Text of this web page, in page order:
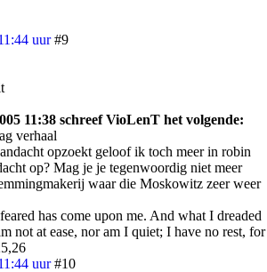
uur #9
11:38 schreef VioLenT het volgende:
verhaal
opzoekt geloof ik toch meer in robin
op? Mag je je tegenwoordig niet meer
waar die Moskowitz zeer weer
has come upon me. And what I dreaded
not at ease, nor am I quiet; I have no rest, for
uur #10